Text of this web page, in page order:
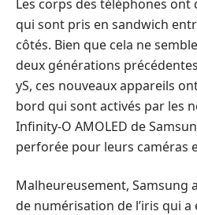
Les corps des téléphones
qui sont pris en sandwich
côtés. Bien que cela ne
deux générations
yS, ces nouveaux appareils
bord qui sont activés par les
Infinity-O AMOLED de
perforée pour leurs caméras
Malheureusement, Samsung
de numérisation de l’iris qui a